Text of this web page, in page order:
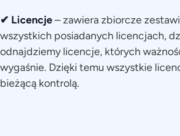
✔ Licencje– zawiera zbiorcze
wszystkich posiadanych licencjach,
odnajdziemy licencje, których
wygaśnie. Dzięki temu wszystkie
bieżącą kontrolą.